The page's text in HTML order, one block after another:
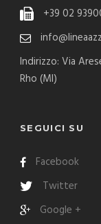
+39 02
Indirizzo: Via
Rho (MI)
SEGUICI SU
Facebook
Twitter
Google +